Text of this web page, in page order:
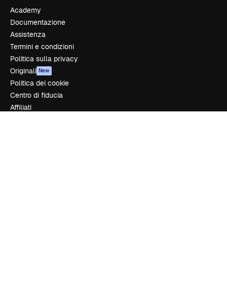
Academy
Documentazione
Assistenza
Termini e condizioni
Politica sulla privacy
Originali New
Politica dei cookie
Centro di fiducia
Affiliati